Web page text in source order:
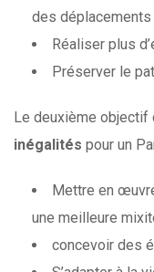
des déplacements
Réaliser plus
Préserver le
Le deuxième objectif
inégalités pour un
Mettre en
une meilleure
concevoir des